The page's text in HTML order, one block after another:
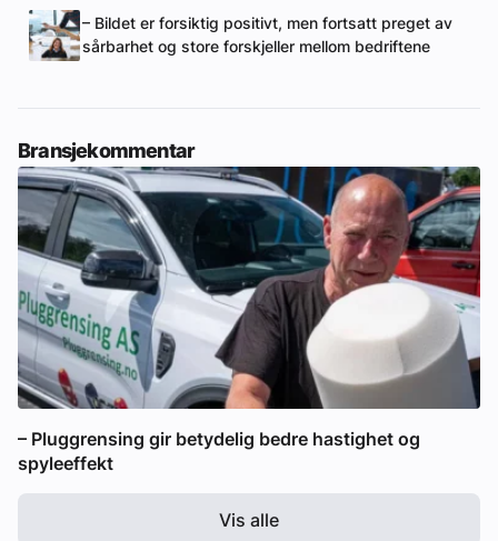
– Bildet er forsiktig positivt, men fortsatt preget av
sårbarhet og store forskjeller mellom bedriftene
Bransjekommentar
– Pluggrensing gir betydelig bedre hastighet og
spyleeffekt
Vis alle